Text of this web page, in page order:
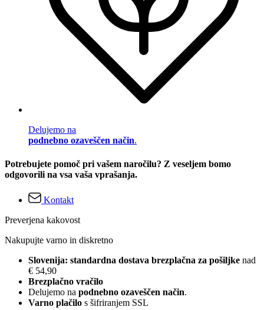
Delujemo na
podnebno ozaveščen način.
Potrebujete pomoč pri vašem naročilu? Z veseljem bomo
odgovorili na vsa vaša vprašanja.
Kontakt
Preverjena kakovost
Nakupujte varno in diskretno
Slovenija: standardna dostava brezplačna za pošiljke nad
€ 54,90
Brezplačno vračilo
Delujemo na podnebno ozaveščen način.
Varno plačilo s šifriranjem SSL